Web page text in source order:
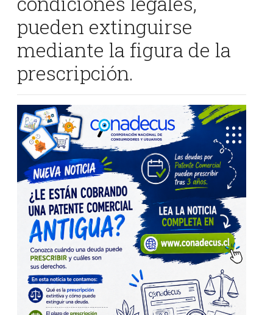
pueden extinguirse
mediante la figura de la
prescripción.